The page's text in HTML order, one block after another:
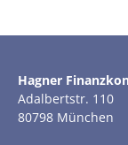
Hagner
Adalbertstr. 110
80798 München